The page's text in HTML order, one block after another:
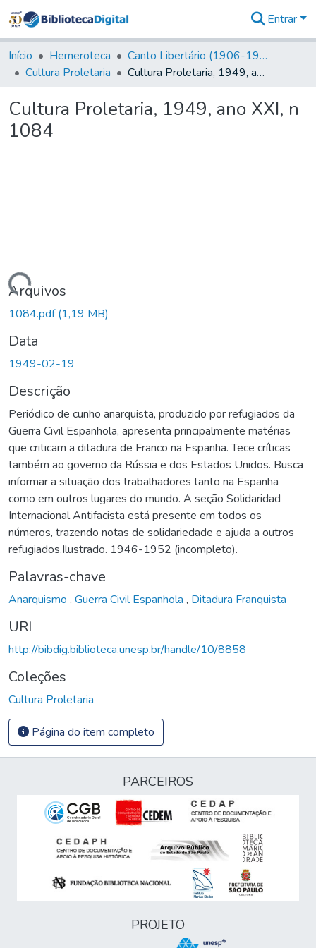
&
Coleções
Tudo na
Digital
Entrar
Início Hemeroteca
Canto Libertário (1906-1995)
Cultura Proletaria
Cultura Proletaria, 1949, ano XXI, n 1084
Cultura Proletaria, 1949, ano XXI, n
1084
Arquivos
1084.pdf(1,19 MB)
Data
1949-02-19
Descrição
Periódico de cunho anarquista, produzido por refugiados da
Guerra Civil Espanhola, apresenta principalmente matérias
que criticam a ditadura de Franco na Espanha. Tece críticas
também ao governo da Rússia e dos Estados Unidos. Busca
informar a situação dos trabalhadores tanto na Espanha
como em outros lugares do mundo. A seção Solidaridad
Internacional Antifacista está presente em todos os
números, trazendo notas de solidariedade e ajuda a outros
refugiados.Ilustrado. 1946-1952 (incompleto).
Palavras-chave
Anarquismo , Guerra Civil Espanhola , Ditadura Franquista
URI
http://bibdig.biblioteca.unesp.br/handle/10/8858
Coleções
Cultura Proletaria
Página do item completo
PARCEIROS
PROJETO